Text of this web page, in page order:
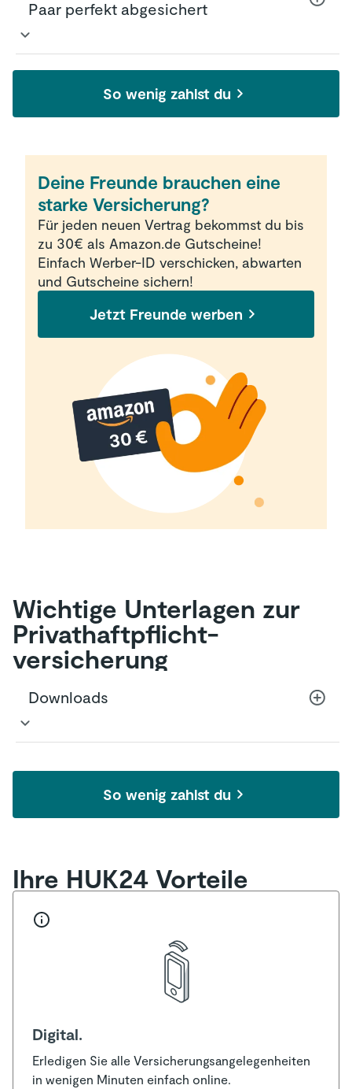
oder beim Surfboard-Tragen jemanden
verletzt - kein Problem mit der
Privathaftpflicht.
Paar perfekt abgesichert
Bei der Privathaftpflicht kannst du dich
zusammen mit deinem Partner versichern -
und richtig Geld sparen. Die gemeinsame
So wenig zahlst du
Deine Freunde brauchen eine
starke Versicherung?
Für jeden neuen Vertrag bekommst du bis
zu 30€ als Amazon.de Gutscheine!
Einfach Werber-ID verschicken, abwarten
und Gutscheine sichern!
Jetzt Freunde werben
Wichtige Unterlagen zur
Privat­haftpflicht­
versicherung
Downloads
Privathaftpflichtversicherung -
Informationsblatt zu
So wenig zahlst du
Ihre HUK24 Vorteile
Digital.
Erledigen Sie alle Versicherungsangelegenheiten
in wenigen Minuten einfach online.